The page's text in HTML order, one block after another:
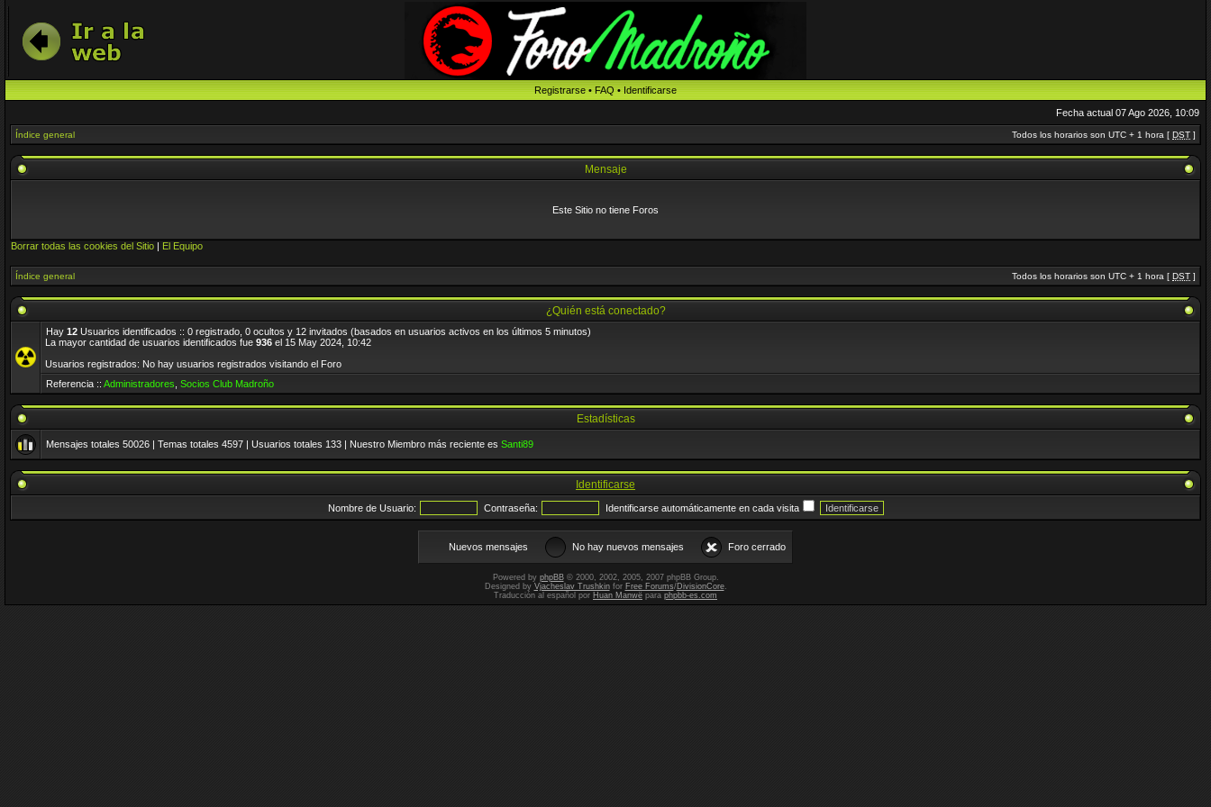
Registrarse•FAQ•Identificarse
Fecha actual 07 Ago 2026, 10:09
Índice general Todos los horarios son UTC + 1 hora [ DST ]
Mensaje
Este Sitio no tiene Foros
Borrar todas las cookies del Sitio | El Equipo
Índice general Todos los horarios son UTC + 1 hora [ DST ]
¿Quién está conectado?
Hay 12 Usuarios identificados :: 0 registrado, 0 ocultos y 12 invitados (basados en usuarios activos en los últimos 5 minutos)
La mayor cantidad de usuarios identificados fue 936 el 15 May 2024, 10:42
Usuarios registrados: No hay usuarios registrados visitando el Foro
Referencia :: Administradores Socios Club Madroño
Estadísticas
Mensajes totales 50026 | Temas totales 4597 | Usuarios totales 133 | Nuestro Miembro más reciente es Santi89
Identificarse
Nombre de Usuario: Contraseña: Identificarse automáticamente en cada visita
Nuevos mensajes No hay nuevos mensajes Foro cerrado
Powered by phpBB© 2000, 2002, 2005, 2007 phpBB Group.
Designed by Vjacheslav Trushkinfor Free Forums/DivisionCore.
Traducción al español por Huan Manwë para phpbb-es.com